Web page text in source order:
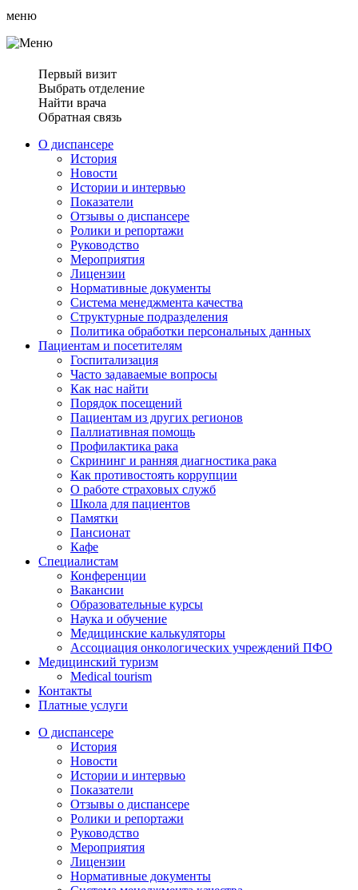
меню
Первый визит
Выбрать отделение
Найти врача
Обратная связь
О диспансере
История
Новости
Истории и интервью
Показатели
Отзывы о диспансере
Ролики и репортажи
Руководство
Мероприятия
Лицензии
Нормативные документы
Система менеджмента качества
Структурные подразделения
Политика обработки персональных данных
Пациентам и посетителям
Госпитализация
Часто задаваемые вопросы
Как нас найти
Порядок посещений
Пациентам из других регионов
Паллиативная помощь
Профилактика рака
Скрининг и ранняя диагностика рака
Как противостоять коррупции
О работе страховых служб
Школа для пациентов
Памятки
Пансионат
Кафе
Специалистам
Конференции
Вакансии
Образовательные курсы
Наука и обучение
Медицинские калькуляторы
Ассоциация oнкологических учреждений ПФО
Медицинский туризм
Medical tourism
Контакты
Платные услуги
О диспансере
История
Новости
Истории и интервью
Показатели
Отзывы о диспансере
Ролики и репортажи
Руководство
Мероприятия
Лицензии
Нормативные документы